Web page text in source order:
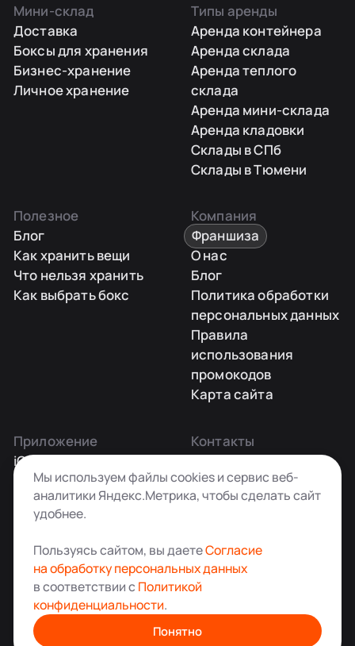
Мини-склад
Доставка
Боксы для хранения
Бизнес-хранение
Личное хранение
Типы аренды
Аренда контейнера
Аренда склада
Аренда теплого
склада
Аренда мини-склада
Аренда кладовки
Склады в СПб
Склады в Тюмени
Полезное
Блог
Как хранить вещи
Что нельзя хранить
Как выбрать бокс
Компания
Франшиза
О нас
Блог
Политика обработки
персональных данных
Правила
использования
промокодов
Карта сайта
Приложение
iOS
Android
Контакты
Заказать звонок
+7 495 181-55-45
info@kladovkin.ru
Аренда склада для хранения вещей в Москве
© ООО «Кладовкин» 2026. Все права защищены
Мы используем файлы cookies и сервис веб-
аналитики Яндекс.Метрика, чтобы сделать сайт
удобнее.
Пользуясь сайтом, вы даетеСогласие
на обработку персональных данных
в соответствии с Политикой
конфиденциальности.
Понятно